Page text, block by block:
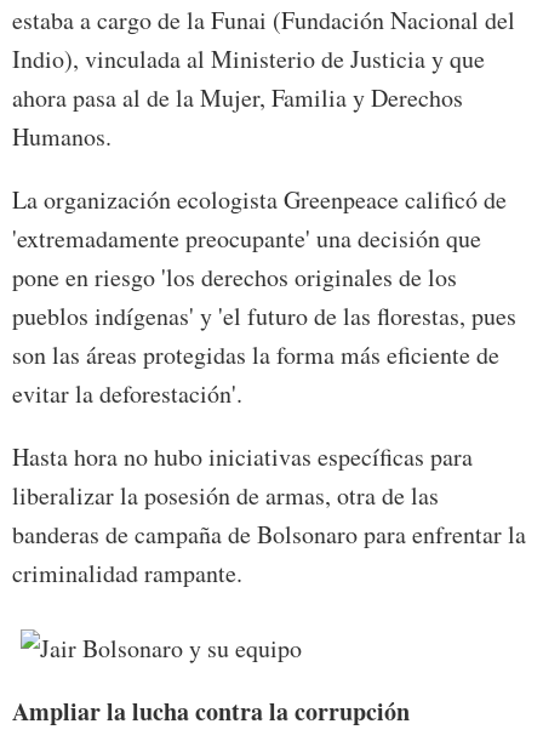
estaba a cargo de la Funai (Fundación Nacional del
Indio), vinculada al Ministerio de Justicia y que
ahora pasa al de la Mujer, Familia y Derechos
Humanos.
La organización ecologista Greenpeace calificó de
'extremadamente preocupante' una decisión que
pone en riesgo 'los derechos originales de los
pueblos indígenas' y 'el futuro de las florestas, pues
son las áreas protegidas la forma más eficiente de
evitar la deforestación'.
Hasta hora no hubo iniciativas específicas para
liberalizar la posesión de armas, otra de las
banderas de campaña de Bolsonaro para enfrentar la
criminalidad rampante.
Ampliar la lucha contra la corrupción